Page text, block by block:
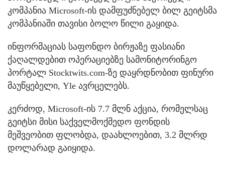
კომპანია Microsoft-ის დამფუძნებელ ბილ გეიტსმა
კომპანიაში თავისი ბოლო წილი გაყიდა.
ინფორმაციას საფონდო ბირჟაზე ფასიანი
ქაღალდებით ოპერაციებზე სამონიტორინგო
პორტალ Stocktwits.com-ზე დაყრდნობით ფინური
მაუწყებელი, Yle ავრცელებს.
კერძოდ, Microsoft-ის 7.7 მლნ აქცია, რომელსაც
გეიტსი მისი საქველმოქმედო ფონდის
მეშვეობით ფლობდა, დაახლოებით, 3.2 მლრდ
დოლარად გაიყიდა.